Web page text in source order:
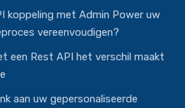
koppeling met Admin Power uw
vereenvoudigen?
een Rest API het verschil maakt
aan uw gepersonaliseerde